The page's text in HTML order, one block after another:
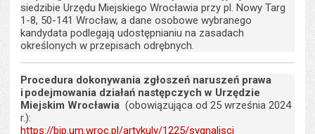
siedzibie Urzędu Miejskiego Wrocławia przy pl. Nowy Targ
1-8, 50-141 Wrocław, a dane osobowe wybranego
kandydata podlegają udostępnianiu na zasadach
określonych w przepisach odrębnych.
Procedura dokonywania zgłoszeń naruszeń prawa
i podejmowania działań następczych w Urzędzie
Miejskim Wrocławia(obowiązująca od 25 września 2024
r.):
https://bip.um.wroc.pl/artykuly/1225/sygnalisci